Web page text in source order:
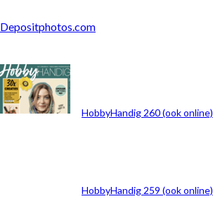
Depositphotos.com
ARCHIEF
HobbyHandig 260 (ook online)
HobbyHandig 259 (ook online)